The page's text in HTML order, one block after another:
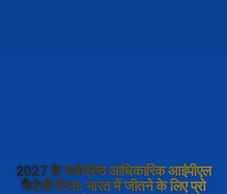
2027 के सर्वश्रेष्ठ आधिकारिक आईपीएल
फैंटेसी टिप्स: भारत में जीतने के लिए प्रो